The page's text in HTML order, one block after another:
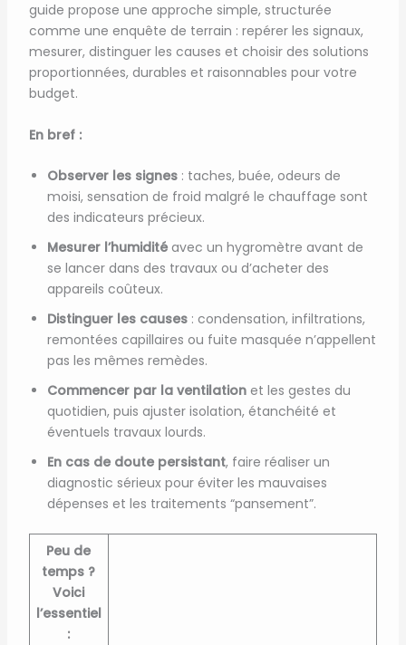
guide propose une approche simple, structurée
comme une enquête de terrain : repérer les signaux,
mesurer, distinguer les causes et choisir des solutions
proportionnées, durables et raisonnables pour votre
budget.
En bref :
Observer les signes: taches, buée, odeurs de
moisi, sensation de froid malgré le chauffage sont
des indicateurs précieux.
Mesurer l’humiditéavec un hygromètre avant de
se lancer dans des travaux ou d’acheter des
appareils coûteux.
Distinguer les causes: condensation, infiltrations,
remontées capillaires ou fuite masquée n’appellent
pas les mêmes remèdes.
Commencer par la ventilationet les gestes du
quotidien, puis ajuster isolation, étanchéité et
éventuels travaux lourds.
En cas de doute persistant, faire réaliser un
diagnostic sérieux pour éviter les mauvaises
dépenses et les traitements “pansement”.
Peu de
temps ?
Voici
l’essentiel
: